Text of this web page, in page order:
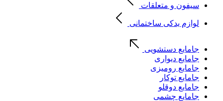
سیفون و متعلقات
لوازم یدکی ساختمانی
جامایع دستشویی
جامایع دیواری
جامایع رومیزی
جامایع توکار
جامایع دوقلو
جامایع چشمی